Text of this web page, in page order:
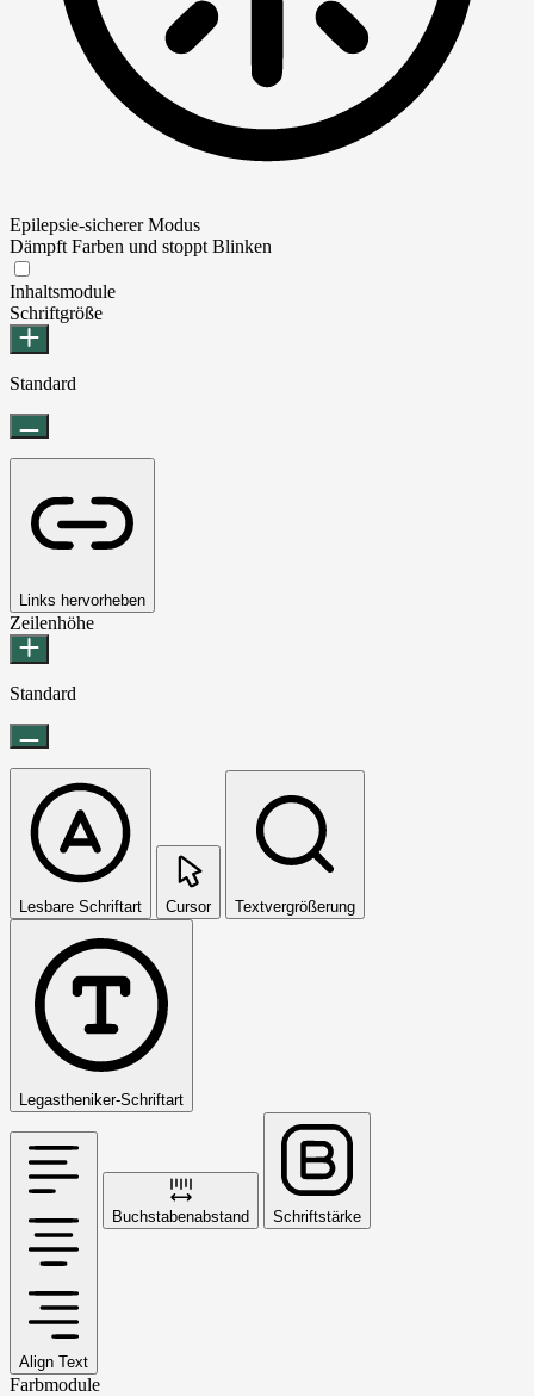
Epilepsie-sicherer Modus
Dämpft Farben und stoppt Blinken
Inhaltsmodule
Schriftgröße
Standard
Links hervorheben
Zeilenhöhe
Standard
Lesbare Schriftart Cursor Textvergrößerung
Legastheniker-Schriftart
Align Text
Buchstabenabstand Schriftstärke
Farbmodule